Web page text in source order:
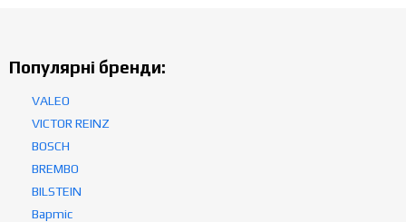
Популярні бренди:
VALEO
VICTOR REINZ
BOSCH
BREMBO
BILSTEIN
Bapmic